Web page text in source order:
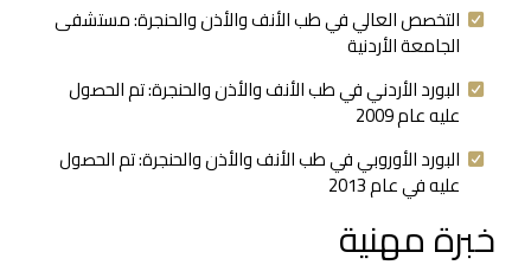
التخصص العالي في طب الأنف والأذن والحنجرة: مستشفى
الجامعة الأردنية
البورد الأردني في طب الأنف والأذن والحنجرة: تم الحصول
عليه عام 2009
البورد الأوروبي في طب الأنف والأذن والحنجرة: تم الحصول
عليه في عام 2013
خبرة مهنية